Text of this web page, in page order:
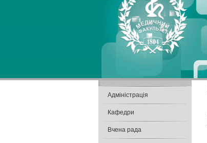
Адміністрація
Кафедри
Вчена рада